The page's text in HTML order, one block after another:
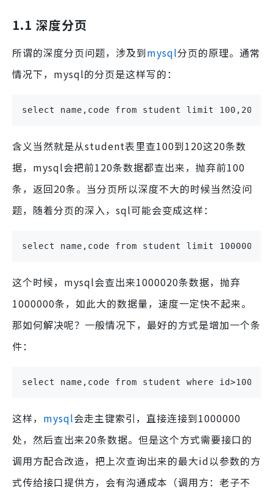
1.1 深度分页
所谓的深度分页问题，涉及到mysql分页的原理。通常
情况下，mysql的分页是这样写的：
select name,code from student limit 100,20
含义当然就是从student表里查100到120这20条数
据，mysql会把前120条数据都查出来，抛弃前100
条，返回20条。当分页所以深度不大的时候当然没问
题，随着分页的深入，sql可能会变成这样：
select name,code from student limit
这个时候，mysql会查出来1000020条数据，抛弃
1000000条，如此大的数据量，速度一定快不起来。
那如何解决呢？一般情况下，最好的方式是增加一个条
件：
select name,code from student where
这样， mysql会走主键索引，直接连接到1000000
处，然后查出来20条数据。但是这个方式需要接口的
调用方配合改造，把上次查询出来的最大id以参数的方
式传给接口提供方，会有沟通成本（调用方：老子不